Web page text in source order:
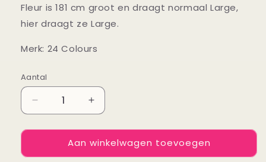
Fleur is 181 cm groot en draagt normaal Large,
hier draagt ze Large.
Merk: 24 Colours
Aantal
Aantal
Aantal
verlagen
voor
Blauwe
trui
Aantal
verhogen
voor
Blauwe
trui
Aan winkelwagen toevoegen